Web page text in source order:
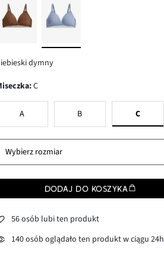
dymny
Miseczka:C
A B C
Wybierz rozmiar
DODAJ DO KOSZYKA
56 osób lubi ten produkt
140 osób oglądało ten produkt w ciągu 24h